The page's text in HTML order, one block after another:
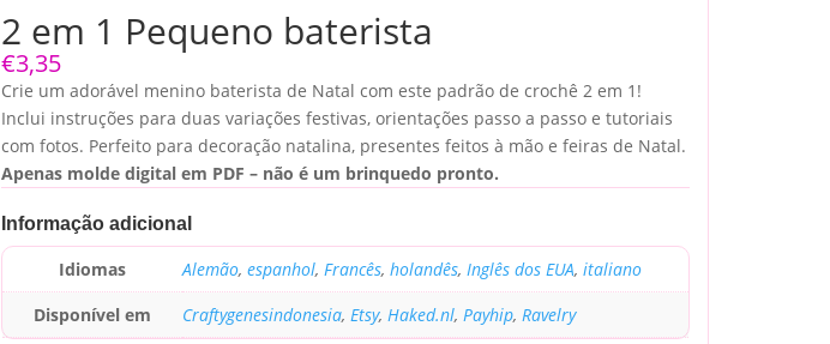
2 em 1 Pequeno baterista
€3,35
Crie um adorável menino baterista de Natal com este padrão de crochê 2 em 1!
Inclui instruções para duas variações festivas, orientações passo a passo e tutoriais
com fotos. Perfeito para decoração natalina, presentes feitos à mão e feiras de Natal.
Apenas molde digital em PDF – não é um brinquedo pronto.
Informação adicional
Idiomas Alemão, espanhol, Francês, holandês, Inglês dos EUA, italiano
Disponível em
Craftygenesindonesia, Etsy, Haked.nl, Payhip, Ravelry